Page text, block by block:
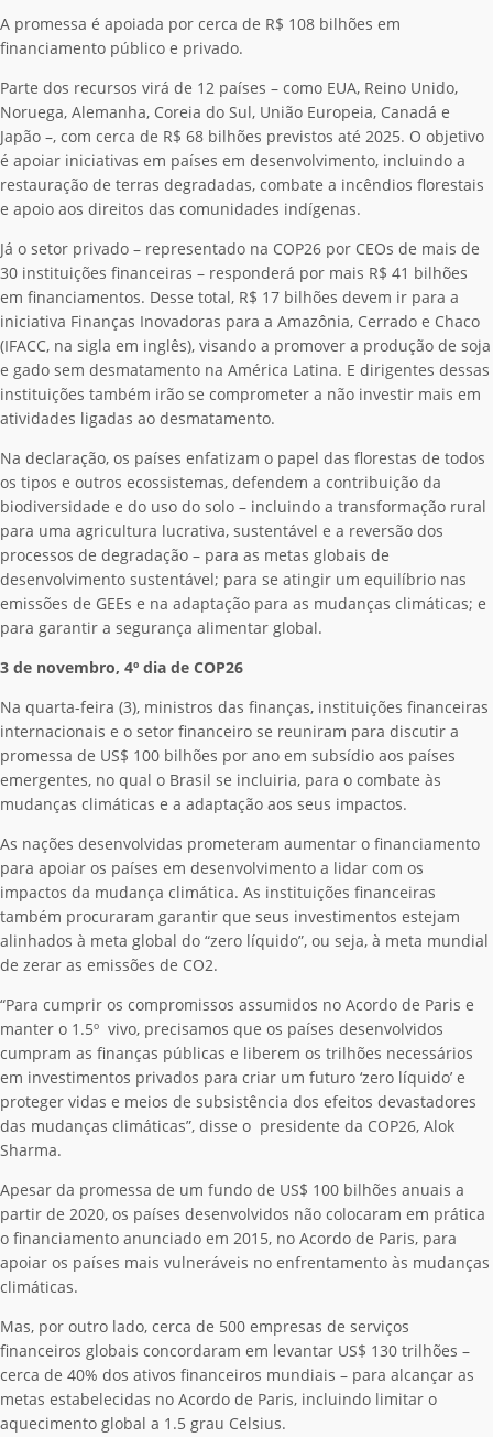
A promessa é apoiada por cerca de R$ 108 bilhões em
financiamento público e privado.
Parte dos recursos virá de 12 países – como EUA, Reino Unido,
Noruega, Alemanha, Coreia do Sul, União Europeia, Canadá e
Japão –, com cerca de R$ 68 bilhões previstos até 2025. O objetivo
é apoiar iniciativas em países em desenvolvimento, incluindo a
restauração de terras degradadas, combate a incêndios florestais
e apoio aos direitos das comunidades indígenas.
Já o setor privado – representado na COP26 por CEOs de mais de
30 instituições financeiras – responderá por mais R$ 41 bilhões
em financiamentos. Desse total, R$ 17 bilhões devem ir para a
iniciativa Finanças Inovadoras para a Amazônia, Cerrado e Chaco
(IFACC, na sigla em inglês), visando a promover a produção de soja
e gado sem desmatamento na América Latina. E dirigentes dessas
instituições também irão se comprometer a não investir mais em
atividades ligadas ao desmatamento.
Na declaração, os países enfatizam o papel das florestas de todos
os tipos e outros ecossistemas, defendem a contribuição da
biodiversidade e do uso do solo – incluindo a transformação rural
para uma agricultura lucrativa, sustentável e a reversão dos
processos de degradação – para as metas globais de
desenvolvimento sustentável; para se atingir um equilíbrio nas
emissões de GEEs e na adaptação para as mudanças climáticas; e
para garantir a segurança alimentar global.
3 de novembro, 4º dia de COP26
Na quarta-feira (3), ministros das finanças, instituições financeiras
internacionais e o setor financeiro se reuniram para discutir a
promessa de US$ 100 bilhões por ano em subsídio aos países
emergentes, no qual o Brasil se incluiria, para o combate às
mudanças climáticas e a adaptação aos seus impactos.
As nações desenvolvidas prometeram aumentar o financiamento
para apoiar os países em desenvolvimento a lidar com os
impactos da mudança climática. As instituições financeiras
também procuraram garantir que seus investimentos estejam
alinhados à meta global do “zero líquido”, ou seja, à meta mundial
de zerar as emissões de CO2.
“Para cumprir os compromissos assumidos no Acordo de Paris e
manter o 1.5º vivo, precisamos que os países desenvolvidos
cumpram as finanças públicas e liberem os trilhões necessários
em investimentos privados para criar um futuro ‘zero líquido’ e
proteger vidas e meios de subsistência dos efeitos devastadores
das mudanças climáticas”, disse o presidente da COP26, Alok
Sharma.
Apesar da promessa de um fundo de US$ 100 bilhões anuais a
partir de 2020, os países desenvolvidos não colocaram em prática
o financiamento anunciado em 2015, no Acordo de Paris, para
apoiar os países mais vulneráveis no enfrentamento às mudanças
climáticas.
Mas, por outro lado, cerca de 500 empresas de serviços
financeiros globais concordaram em levantar US$ 130 trilhões –
cerca de 40% dos ativos financeiros mundiais – para alcançar as
metas estabelecidas no Acordo de Paris, incluindo limitar o
aquecimento global a 1.5 grau Celsius.